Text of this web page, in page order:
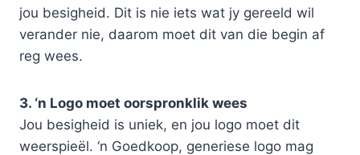
jou besigheid. Dit is nie iets wat jy gereeld wil
verander nie, daarom moet dit van die begin af
reg wees.
3. ‘n Logo moet oorspronklik wees
Jou besigheid is uniek, en jou logo moet dit
weerspieël. ‘n Goedkoop, generiese logo mag